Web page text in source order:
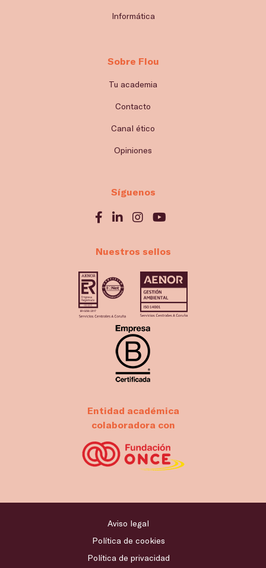
Informática
Sobre Flou
Tu academia
Contacto
Canal ético
Opiniones
Síguenos
Nuestros sellos
Entidad académica
colaboradora con
Aviso legal
Política de cookies
Política de privacidad